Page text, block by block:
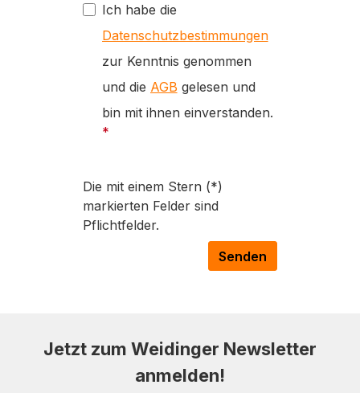
Ich habe die
Datenschutzbestimmungen
zur Kenntnis genommen
und die AGB gelesen und
bin mit ihnen einverstanden.
*
Die mit einem Stern (*)
markierten Felder sind
Pflichtfelder.
Senden
Jetzt zum Weidinger Newsletter
anmelden!